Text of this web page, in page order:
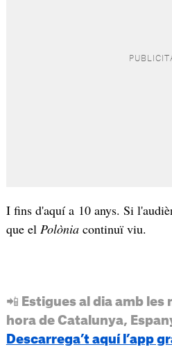
I fins d'aquí a 10 anys. Si
que el Polònia continuï viu.
📲 Estigues al dia amb les
hora de Catalunya,
Descarrega’t aquí l’app